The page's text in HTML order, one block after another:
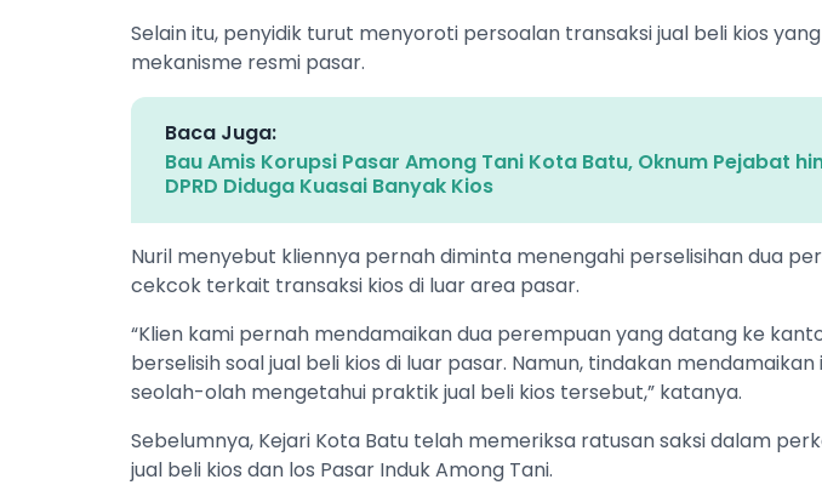
Selain itu, penyidik turut menyoroti persoalan transaksi jual beli kios
mekanisme resmi pasar.
Baca Juga:
Bau Amis Korupsi Pasar Among Tani Kota Batu, Oknum Pejabat
DPRD Diduga Kuasai Banyak Kios
Nuril menyebut kliennya pernah diminta menengahi perselisihan dua
cekcok terkait transaksi kios di luar area pasar.
“Klien kami pernah mendamaikan dua perempuan yang datang ke
berselisih soal jual beli kios di luar pasar. Namun, tindakan
seolah-olah mengetahui praktik jual beli kios tersebut,” katanya.
Sebelumnya, Kejari Kota Batu telah memeriksa ratusan saksi dalam
jual beli kios dan los Pasar Induk Among Tani.